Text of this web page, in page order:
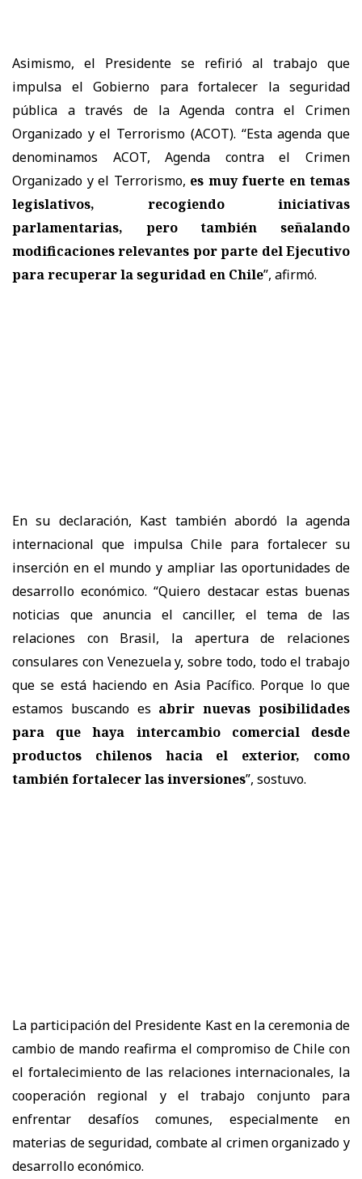
Asimismo, el Presidente se refirió al trabajo que
impulsa el Gobierno para fortalecer la seguridad
pública a través de la Agenda contra el Crimen
Organizado y el Terrorismo (ACOT). “Esta agenda que
denominamos ACOT, Agenda contra el Crimen
Organizado y el Terrorismo, es muy fuerte en temas
legislativos, recogiendo iniciativas
parlamentarias, pero también señalando
modificaciones relevantes por parte del Ejecutivo
para recuperar la seguridad en Chile”, afirmó.
En su declaración, Kast también abordó la agenda
internacional que impulsa Chile para fortalecer su
inserción en el mundo y ampliar las oportunidades de
desarrollo económico. “Quiero destacar estas buenas
noticias que anuncia el canciller, el tema de las
relaciones con Brasil, la apertura de relaciones
consulares con Venezuela y, sobre todo, todo el trabajo
que se está haciendo en Asia Pacífico. Porque lo que
estamos buscando es abrir nuevas posibilidades
para que haya intercambio comercial desde
productos chilenos hacia el exterior, como
también fortalecer las inversiones”, sostuvo.
La participación del Presidente Kast en la ceremonia de
cambio de mando reafirma el compromiso de Chile con
el fortalecimiento de las relaciones internacionales, la
cooperación regional y el trabajo conjunto para
enfrentar desafíos comunes, especialmente en
materias de seguridad, combate al crimen organizado y
desarrollo económico.